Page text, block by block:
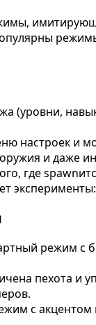
(уровни,
настроек
и даже
где
режим с
пехота и
с акцентом